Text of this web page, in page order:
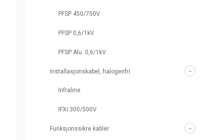
PFSP 450/750V
PFSP 0,6/1kV
PFSP Alu. 0,6/1kV
Installasjonskabel, halogenfri
Infraline
IFXI 300/500V
Funksjonssikre kabler